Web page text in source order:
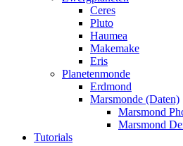
Ceres
Pluto
Haumea
Makemake
Eris
Planetenmonde
Erdmond
Marsmonde (Daten)
Marsmond
Marsmond
Tutorials